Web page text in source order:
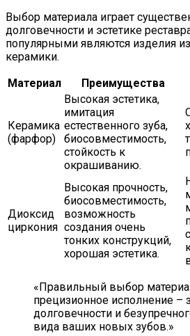
Выбор материала играет
долговечности и эстетике
популярными являются изделия
керамики.
Материал
Преимущества
Керамика
(фарфор)
Высокая эстетика,
имитация
естественного зуба,
биосовместимость,
стойкость к
окрашиванию.
Диоксид
циркония
Высокая прочность,
биосовместимость,
возможность
создания очень
тонких конструкций,
хорошая эстетика.
«Правильный выбор
прецизионное исполнение –
долговечности и
вида ваших новых зубов.»